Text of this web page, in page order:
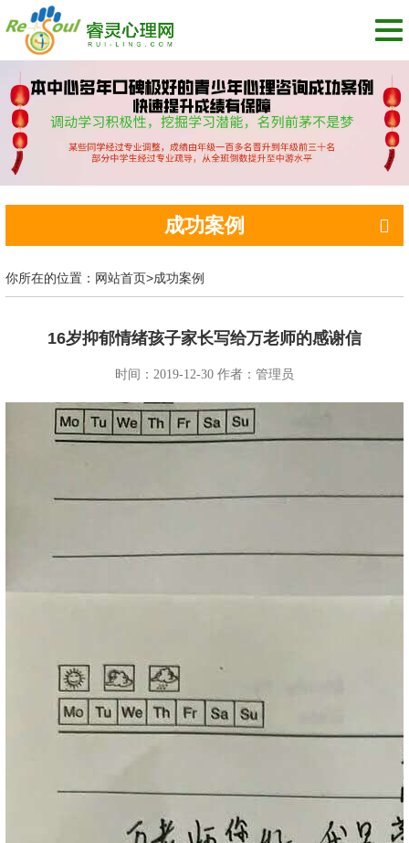
切
航
成功案例
你所在的位置： 网站首页>成功案例
16岁抑郁情绪孩子家长写给万老师的感谢信
时间：2019-12-30 作者：管理员